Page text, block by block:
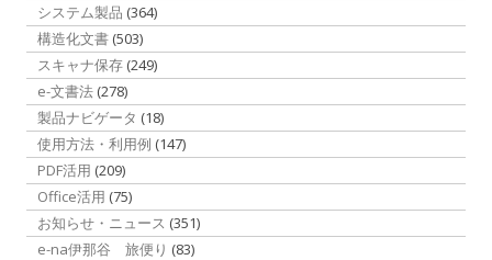
システム製品 (364)
構造化文書 (503)
スキャナ保存 (249)
e-文書法 (278)
製品ナビゲータ (18)
使用方法・利用例 (147)
PDF活用 (209)
Office活用 (75)
お知らせ・ニュース (351)
e-na伊那谷 旅便り (83)